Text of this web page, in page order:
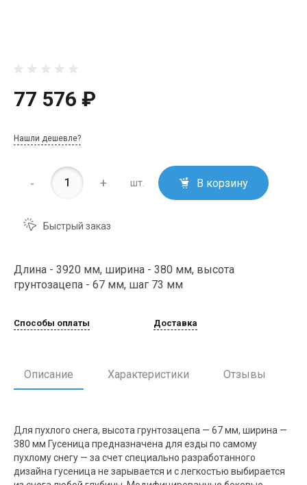
77 576 ₽
Нашли дешевле?
- + шт. В корзину
Быстрый заказ
Длина - 3920 мм, ширина - 380 мм, высота
грунтозацепа - 67 мм, шаг 73 мм
Способы оплаты Доставка
Описание Характеристики Отзывы
Для пухлого снега, высота грунтозацепа — 67 мм, ширина —
380 мм Гусеница предназначена для езды по самому
пухлому снегу — за счет специально разработанного
дизайна гусеница не зарывается и с легкостью выбирается